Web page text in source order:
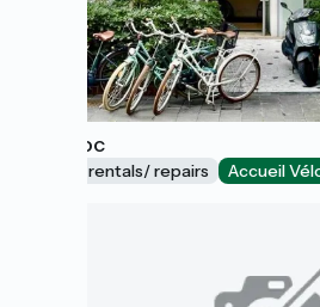
Ride Loc
Bicycle rentals/ repairs Accueil